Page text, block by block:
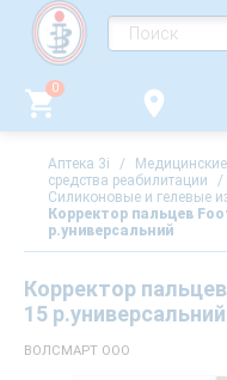
0
Аптека 3i /
средства реабилитации
/
Силиконовые и гелевые
Корректор пальцев
р.универсальний
Корректор
15 р.универсальний
ВОЛСМАРТ ООО